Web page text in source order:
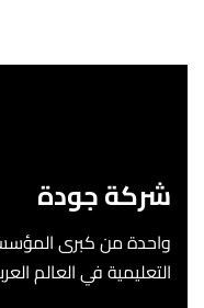
شركة جودة
واحدة من كبرى
التعليمية في العالم